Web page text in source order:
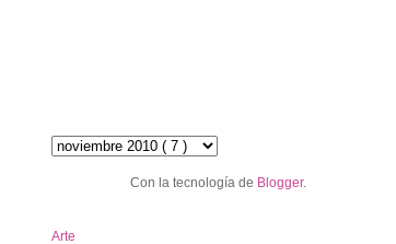
Con la tecnología de Blogger.
Arte